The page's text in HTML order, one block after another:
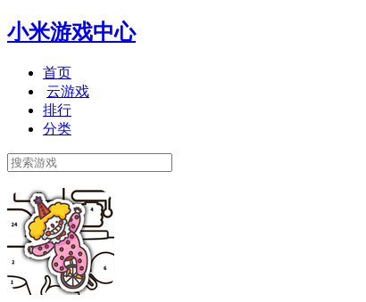
小米游戏中心
首页
云游戏
排行
分类